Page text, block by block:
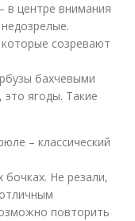
в центре внимания
созревают
бахчевыми
ягоды. Такие
– классический
бочках. Не резали,
повторить